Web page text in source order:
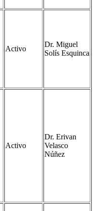
Activo
Dr. Miguel
Solís Esquinca
Activo
Dr. Erivan
Velasco
Núñez